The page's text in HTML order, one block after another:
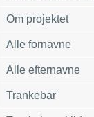
Om projektet
Alle fornavne
Alle efternavne
Trankebar